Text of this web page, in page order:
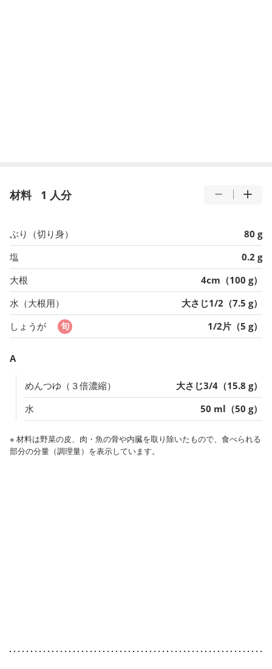
材料 1 人分
ぶり（切り身）
80 g
塩
0.2 g
大根
4cm（100 g）
水（大根用）
大さじ1/2（7.5 g）
しょうが
1/2片（5 g）
A
めんつゆ（３倍濃縮）
大さじ3/4（15.8 g）
水
50 ml（50 g）
※ 材料は野菜の皮、肉・魚の骨や内臓を取り除いたもので、食べられる
部分の分量（調理量）を表示しています。